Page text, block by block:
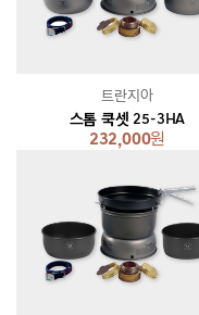
스톰 쿡셋 25-3HA
232,000원
트란지아